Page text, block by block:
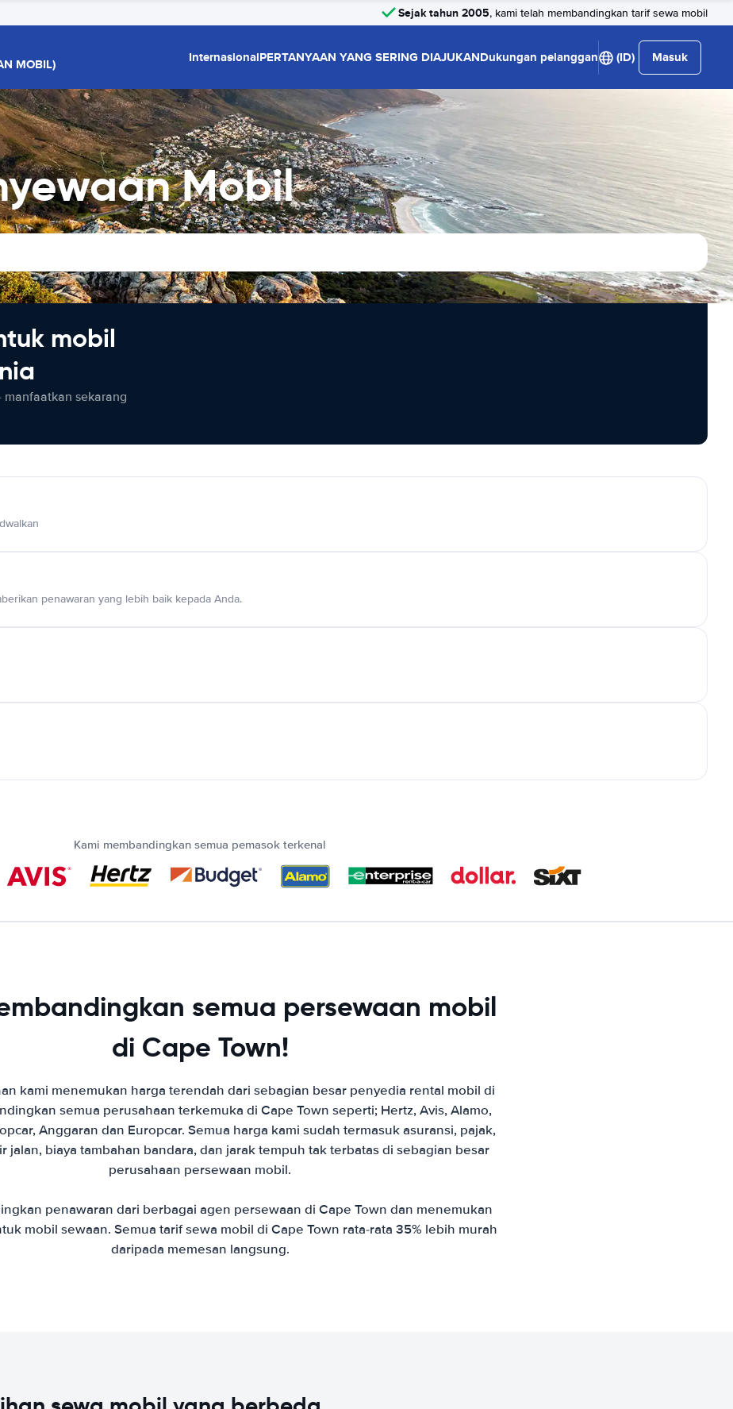
Sejak tahun 2005, kami telah membandingkan tarif sewa mobil
MOBIL) InternasionalPERTANYAAN YANG SERING DIAJUKANDukungan pelanggan (ID) Masuk
Mobil
mobil
manfaatkan sekarang
penawaran yang lebih baik kepada Anda.
Kami membandingkan semua pemasok terkenal
semua persewaan mobil
di Cape Town!
kami menemukan harga terendah dari sebagian besar penyedia rental mobil di
semua perusahaan terkemuka di Cape Town seperti; Hertz, Avis, Alamo,
Anggaran dan Europcar. Semua harga kami sudah termasuk asuransi, pajak,
jalan, biaya tambahan bandara, dan jarak tempuh tak terbatas di sebagian besar
perusahaan persewaan mobil.
penawaran dari berbagai agen persewaan di Cape Town dan menemukan
mobil sewaan. Semua tarif sewa mobil di Cape Town rata-rata 35% lebih murah
daripada memesan langsung.